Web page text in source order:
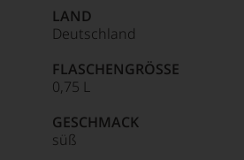
LAND
Deutschland
FLASCHENGRÖSSE
0,75 L
GESCHMACK
süß